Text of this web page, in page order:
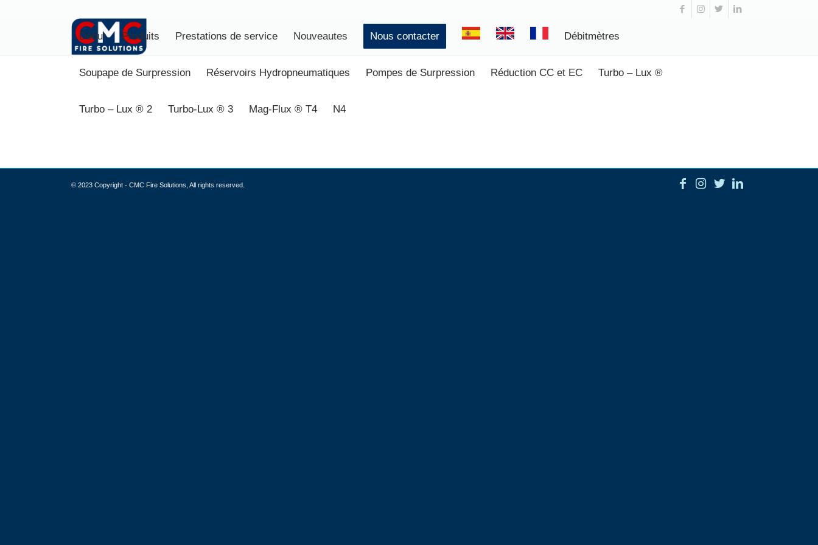
Début Produits Prestations de service Nouveautes Nous contacter Débitmètres
Soupape de Surpression Réservoirs Hydropneumatiques Pompes de Surpression Réduction CC et EC Turbo – Lux ®
Turbo – Lux ® 2 Turbo-Lux ® 3 Mag-Flux ® T4 N4
© 2023 Copyright - CMC Fire Solutions, All rights reserved.